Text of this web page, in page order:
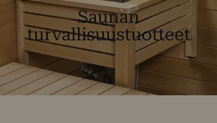
Saunan
turvallisuustuotteet